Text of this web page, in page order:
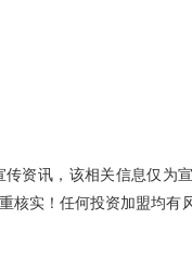
资讯，该相关信息仅为
核实！任何投资加盟均有